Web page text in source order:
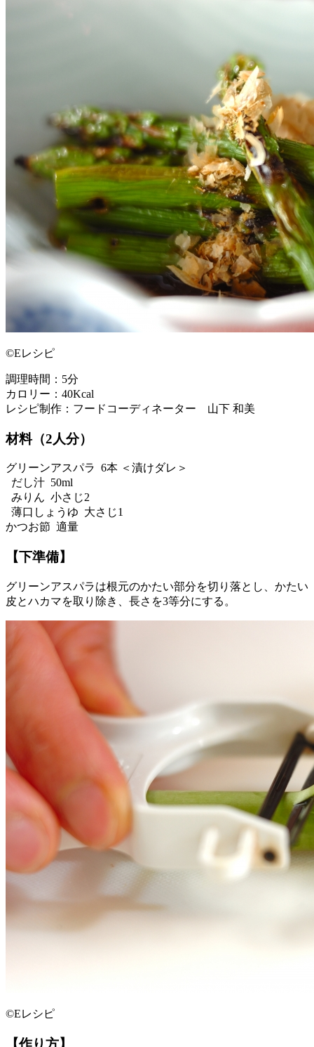
©Eレシピ
調理時間：5分
カロリー：40Kcal
レシピ制作：フードコーディネーター 山下 和美
材料（2人分）
グリーンアスパラ 6本 ＜漬けダレ＞
だし汁 50ml
みりん 小さじ2
薄口しょうゆ 大さじ1
かつお節 適量
【下準備】
グリーンアスパラは根元のかたい部分を切り落とし、かたい
皮とハカマを取り除き、長さを3等分にする。
©Eレシピ
【作り方】